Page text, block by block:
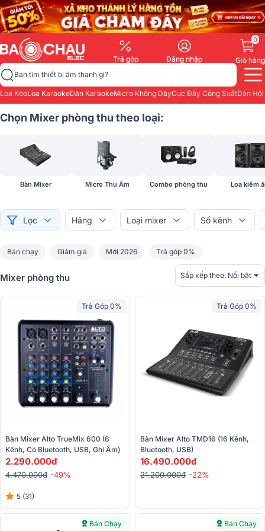
Trả góp Đăng nhập
0
Giỏ hàng
Bạn tìm thiết bị âm thanh gì?
Loa KéoLoa KaraokeDàn KaraokeMicro Không DâyCục Đẩy Công SuấtDàn
Chọn Mixer phòng thu theo loại:
Bàn Mixer Micro Thu Âm Combo phòng thu Loa kiểm
Lọc Hãng Loại mixer Số kênh
Bán chạy Giảm giá Mới 2026 Trả góp 0%
Mixer phòng thu Sắp xếp theo: Nổi bật
Trả Góp 0%
Bàn Mixer Alto TrueMix 600 (6
Kênh, Có Bluetooth, USB, Ghi Âm)
2.290.000đ
4.470.000đ -49%
5 (31)
Trả Góp 0%
Bàn Mixer Alto TMD16 (16 Kênh,
Bluetooth, USB)
16.490.000đ
21.200.000đ -22%
Bán Chạy Bán Chạy